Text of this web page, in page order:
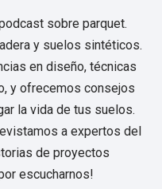
sobre parquet.
y suelos sintéticos.
en diseño, técnicas
y ofrecemos consejos
la vida de tus suelos.
a expertos del
de proyectos
escucharnos!